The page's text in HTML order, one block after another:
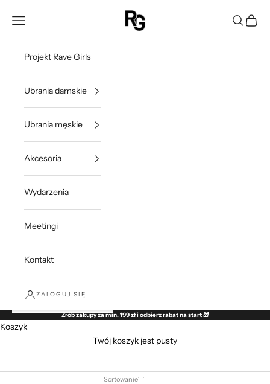
Rave Girls Poland
Otwórz menu nawigacji Otwórz
Projekt Rave Girls
Ubrania damskie
Ubrania męskie
Akcesoria
Wydarzenia
Meetingi
Kontakt
ZALOGUJ SIĘ
Zrób zakupy za min. 199 zł i odbierz rabat na start 🎁
Koszyk
Twój koszyk jest pusty
Spódnice
Sortowanie